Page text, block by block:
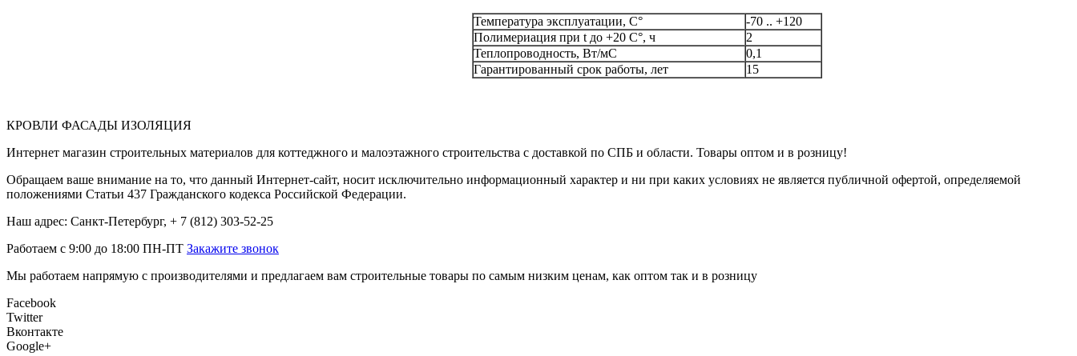
Температура эксплуатации, С°
-70 .. +120
Полимериация при t до +20 С°, ч
2
Теплопроводность, Вт/мС
0,1
Гарантированный срок работы, лет
15
КРОВЛИ ФАСАДЫ ИЗОЛЯЦИЯ
Интернет магазин строительных материалов для коттеджного и малоэтажного строительства с доставкой по СПБ и области. Товары оптом и в розницу!
Обращаем ваше внимание на то, что данный Интернет-сайт, носит исключительно информационный характер и ни при каких условиях не является публичной офертой, определяемой
положениями Статьи 437 Гражданского кодекса Российской Федерации.
Наш адрес: Санкт-Петербург, + 7 (812) 303-52-25
Работаем с 9:00 до 18:00 ПН-ПТ Закажите звонок
Мы работаем напрямую с производителями и предлагаем вам строительные товары по самым низким ценам, как оптом так и в розницу
Facebook
Twitter
Вконтакте
Google+